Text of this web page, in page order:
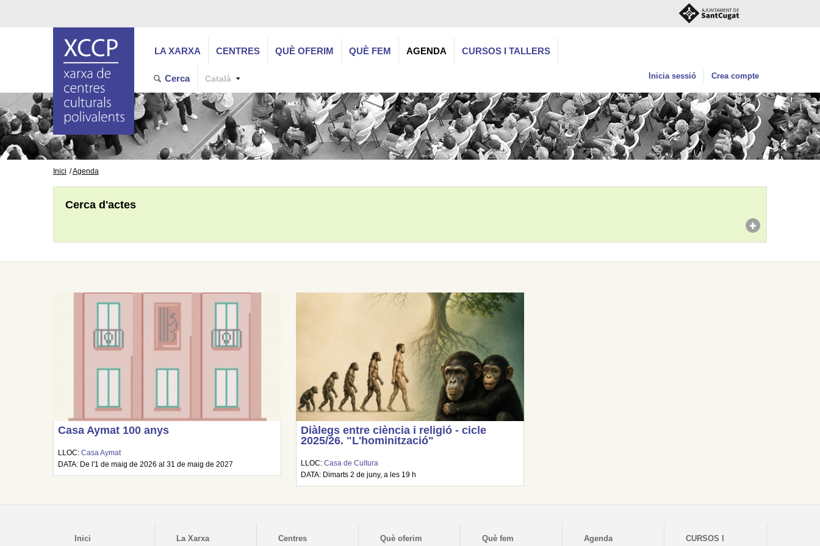
LA XARXA CENTRES QUÈ OFERIM QUÈ FEM AGENDA CURSOS I TALLERS
Cerca Català Inicia sessió Crea compte
Inici Agenda
Cerca d'actes
Casa Aymat 100 anys
LLOC:Casa Aymat
DATA: De l'1 de maig de 2026 al 31 de maig de 2027
Diàlegs entre ciència i religió - cicle
2025/26. "L'hominització"
LLOC:Casa de Cultura
DATA: Dimarts 2 de juny, a les 19 h
Inici La Xarxa Centres Què oferim Què fem Agenda
CURSOS I